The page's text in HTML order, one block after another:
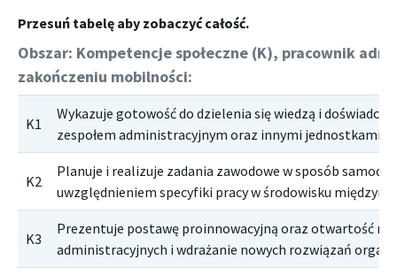
Obszar: Kompetencje społeczne (K), pracownik
zakończeniu mobilności:
K1
Wykazuje gotowość do dzielenia się wiedzą i
zespołem administracyjnym oraz innymi jednostkami
K2
Planuje i realizuje zadania zawodowe w sposób
uwzględnieniem specyfiki pracy w środowisku
K3
Prezentuje postawę proinnowacyjną oraz otwartość na
administracyjnych i wdrażanie nowych rozwiązań